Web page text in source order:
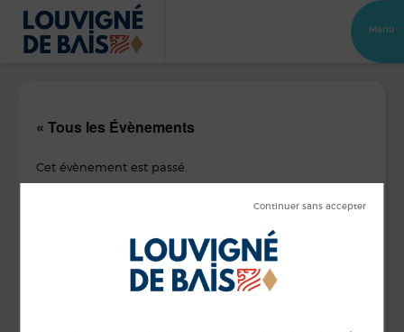
Menu
« Tous les Évènements
Cet évènement est passé.
11 novembre 2025 de 10 h 45 minà 11 h 30 min